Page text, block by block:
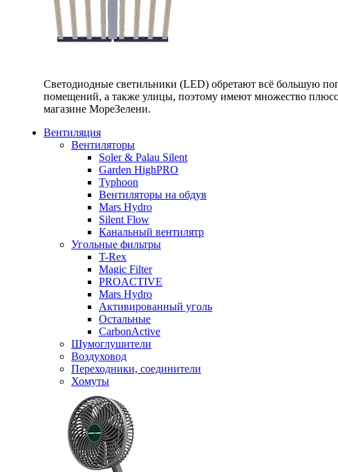
Светодиодные светильники (LED) обретают всё большую
помещений, а также улицы, поэтому имеют множество
магазине МореЗелени.
Вентиляция
Вентиляторы
Soler & Palau Silent
Garden HighPRO
Typhoon
Вентиляторы на обдув
Mars Hydro
Silent Flow
Канальный вентилятр
Угольные фильтры
T-Rex
Magic Filter
PROACTIVE
Mars Hydro
Активированный уголь
Остальные
CarbonActive
Шумоглушители
Воздуховод
Переходники, соединители
Хомуты